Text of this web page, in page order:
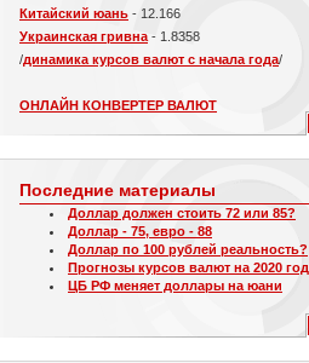
Китайский юань - 12.166
Украинская гривна - 1.8358
/динамика курсов валют с начала года/
ОНЛАЙН КОНВЕРТЕР ВАЛЮТ
Последние материалы
Доллар должен стоить 72 или 85?
Доллар - 75, евро - 88
Доллар по 100 рублей реальность?
Прогнозы курсов валют на 2020 год
ЦБ РФ меняет доллары на юани